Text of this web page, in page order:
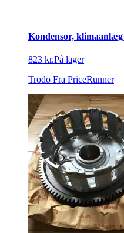
Kondensor,
823 kr.På lager
Trodo Fra PriceRunner